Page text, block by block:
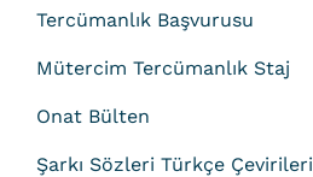
Tercümanlık Başvurusu
Mütercim Tercümanlık Staj
Onat Bülten
Şarkı Sözleri Türkçe Çevirileri